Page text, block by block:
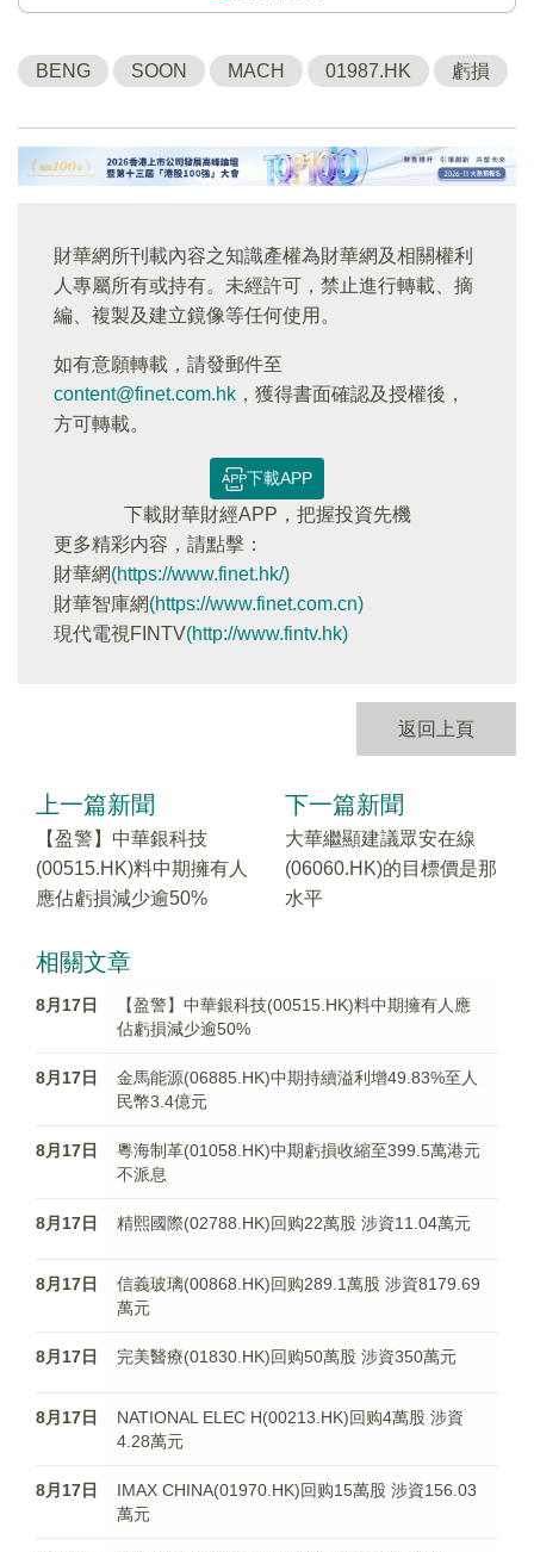
BENG SOON MACH 01987.HK 虧損
財華網所刊載內容之知識產權為財華網及相關權利
人專屬所有或持有。未經許可，禁止進行轉載、摘
編、複製及建立鏡像等任何使用。
如有意願轉載，請發郵件至
content@finet.com.hk ，獲得書面確認及授權後，
方可轉載。
下載APP
下載財華財經APP，把握投資先機
更多精彩内容，請點擊：
財華網(https://www.finet.hk/)
財華智庫網(https://www.finet.com.cn)
現代電視FINTV(http://www.fintv.hk)
返回上頁
上一篇新聞
【盈警】中華銀科技
(00515.HK)料中期擁有人
應佔虧損減少逾50%
下一篇新聞
大華繼顯建議眾安在線
(06060.HK)的目標價是那
水平
相關文章
8月17日
【盈警】中華銀科技(00515.HK)料中期擁有人應
佔虧損減少逾50%
8月17日
金馬能源(06885.HK)中期持續溢利增49.83%至人
民幣3.4億元
8月17日
粵海制革(01058.HK)中期虧損收縮至399.5萬港元
不派息
8月17日 精熙國際(02788.HK)回购22萬股 涉資11.04萬元
8月17日
信義玻璃(00868.HK)回购289.1萬股 涉資8179.69
萬元
8月17日 完美醫療(01830.HK)回购50萬股 涉資350萬元
8月17日
NATIONAL ELEC H(00213.HK)回购4萬股 涉資
4.28萬元
8月17日
IMAX CHINA(01970.HK)回购15萬股 涉資156.03
萬元